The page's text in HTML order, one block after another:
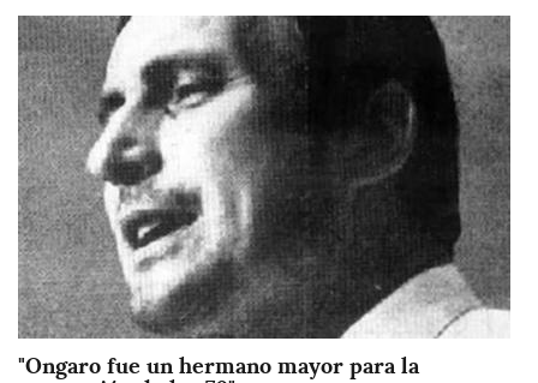
Imagen
"Ongaro fue un hermano mayor para la